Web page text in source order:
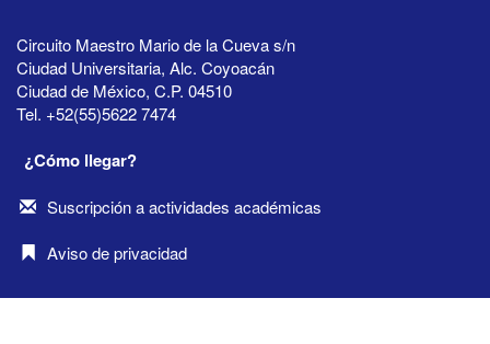
Circuito Maestro Mario de la Cueva s/n
Ciudad Universitaria, Alc. Coyoacán
Ciudad de México, C.P. 04510
Tel. +52(55)5622 7474
¿Cómo llegar?
Suscripción a actividades académicas
Aviso de privacidad